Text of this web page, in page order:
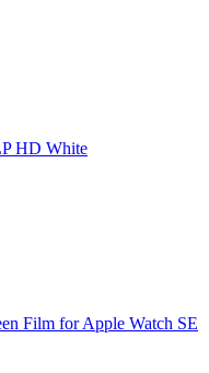
HD White
Film for Apple Watch SE